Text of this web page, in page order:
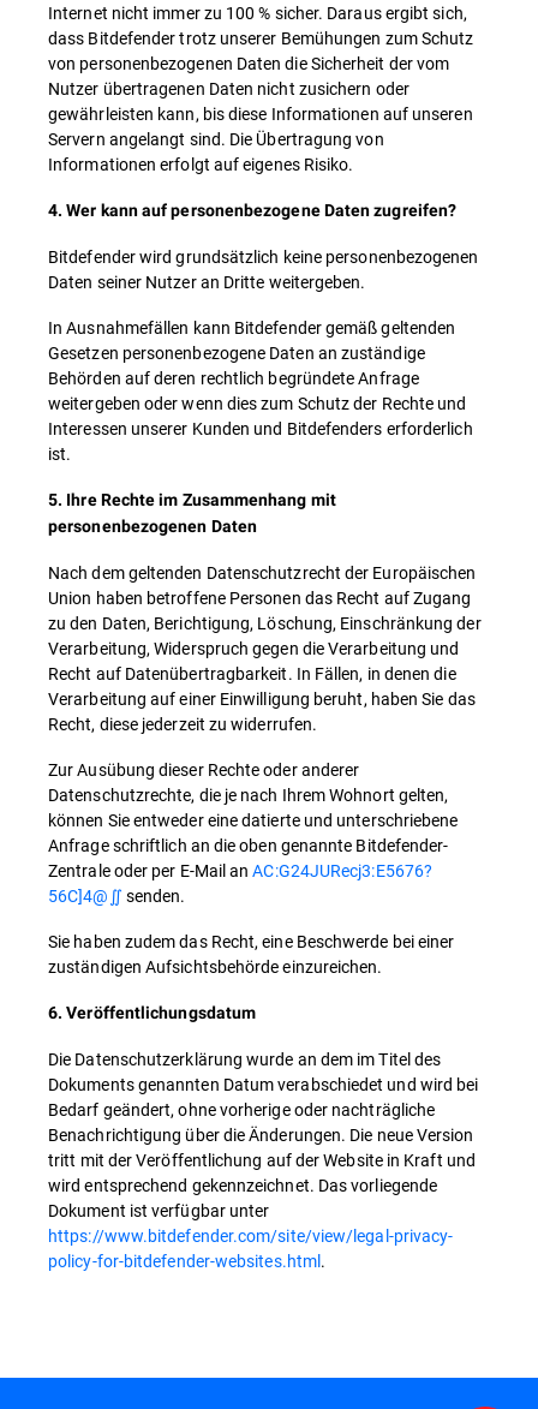
Internet nicht immer zu 100 % sicher. Daraus ergibt sich,
dass Bitdefender trotz unserer Bemühungen zum Schutz
von personenbezogenen Daten die Sicherheit der vom
Nutzer übertragenen Daten nicht zusichern oder
gewährleisten kann, bis diese Informationen auf unseren
Servern angelangt sind. Die Übertragung von
Informationen erfolgt auf eigenes Risiko.
4. Wer kann auf personenbezogene Daten zugreifen?
Bitdefender wird grundsätzlich keine personenbezogenen
Daten seiner Nutzer an Dritte weitergeben.
In Ausnahmefällen kann Bitdefender gemäß geltenden
Gesetzen personenbezogene Daten an zuständige
Behörden auf deren rechtlich begründete Anfrage
weitergeben oder wenn dies zum Schutz der Rechte und
Interessen unserer Kunden und Bitdefenders erforderlich
ist.
5. Ihre Rechte im Zusammenhang mit
personenbezogenen Daten
Nach dem geltenden Datenschutzrecht der Europäischen
Union haben betroffene Personen das Recht auf Zugang
zu den Daten, Berichtigung, Löschung, Einschränkung der
Verarbeitung, Widerspruch gegen die Verarbeitung und
Recht auf Datenübertragbarkeit. In Fällen, in denen die
Verarbeitung auf einer Einwilligung beruht, haben Sie das
Recht, diese jederzeit zu widerrufen.
Zur Ausübung dieser Rechte oder anderer
Datenschutzrechte, die je nach Ihrem Wohnort gelten,
können Sie entweder eine datierte und unterschriebene
Anfrage schriftlich an die oben genannte Bitdefender-
Zentrale oder per E-Mail anAC:G24JURecj3:E5676?
56C]4@∬ senden.
Sie haben zudem das Recht, eine Beschwerde bei einer
zuständigen Aufsichtsbehörde einzureichen.
6. Veröffentlichungsdatum
Die Datenschutzerklärung wurde an dem im Titel des
Dokuments genannten Datum verabschiedet und wird bei
Bedarf geändert, ohne vorherige oder nachträgliche
Benachrichtigung über die Änderungen. Die neue Version
tritt mit der Veröffentlichung auf der Website in Kraft und
wird entsprechend gekennzeichnet. Das vorliegende
Dokument ist verfügbar unter
https://www.bitdefender.com/site/view/legal-privacy-
policy-for-bitdefender-websites.html.